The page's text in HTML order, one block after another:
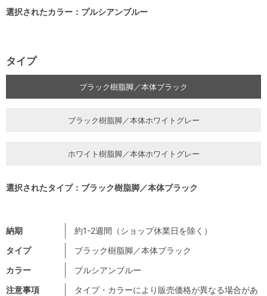
注意事項
タイプ・カラーにより販売価格が異なる場合があ
納期
約1-2週間（ショップ休業日を除く）
タイプ
ブラック樹脂脚／本体ブラック
カラー
プルシアンブルー
選択されたカラー：プルシアンブルー
タイプ
ブラック樹脂脚／本体ブラック
ブラック樹脂脚／本体ホワイトグレー
ホワイト樹脂脚／本体ホワイトグレー
選択されたタイプ：ブラック樹脂脚／本体ブラック